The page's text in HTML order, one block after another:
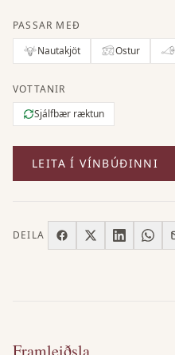
PASSAR MEÐ
Nautakjöt
Ostur
VOTTANIR
Sjálfbær ræktun
LEITA Í VÍNBÚÐINNI
DEILA
Framleiðsla